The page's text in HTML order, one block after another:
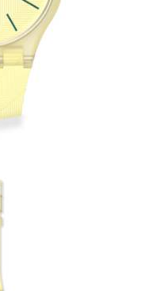
AFTEE先享後付」服務完成之交
，並將交易相關給付款項請求債
網址：
或監護人之同意方可使用
起之損失，本公司不負相關責
註冊。若發現惡意使用之情形，
使用額度並採取法律行動。